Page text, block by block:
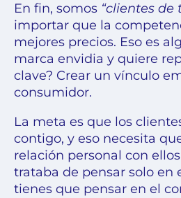
En fin, somos “clientes de
importar que la
mejores precios. Eso es
marca envidia y quiere
clave? Crear un vínculo
consumidor.
La meta es que los
contigo, y eso necesita
relación personal con
trataba de pensar solo en
tienes que pensar en el